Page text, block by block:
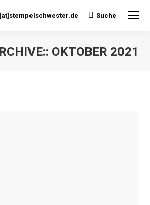
Search:
Suche
OKTOBER 2021